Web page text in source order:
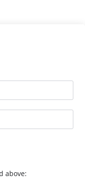
above: